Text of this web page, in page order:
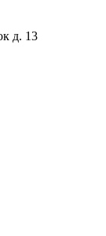
д. 13